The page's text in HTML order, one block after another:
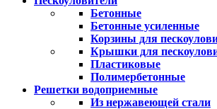
Бетонные
Бетонные усиленные
Корзины для
Крышки для
Пластиковые
Полимербетонные
Решетки водоприемные
Из нержавеющей стали